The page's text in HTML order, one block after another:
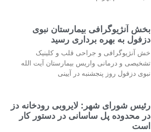
بخش آنژیوگرافی بیمارستان نبوی
دزفول به بهره برداری رسید
خش آنژیوگرافی و جراحی قلب و کلینیک
تشخیصی و درمانی واریس بیمارستان آیت الله
نبوی دزفول روز پنجشنبه در آیینی
رئیس شورای شهر: لایروبی رودخانه دز
در محدوده پل ساسانی در دستور کار
است